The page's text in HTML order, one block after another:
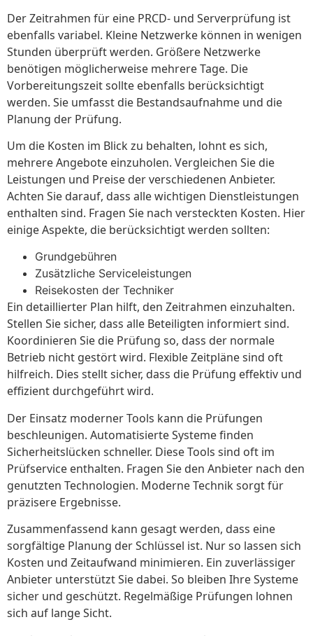
Der Zeitrahmen für eine PRCD- und Serverprüfung ist
ebenfalls variabel. Kleine Netzwerke können in wenigen
Stunden überprüft werden. Größere Netzwerke
benötigen möglicherweise mehrere Tage. Die
Vorbereitungszeit sollte ebenfalls berücksichtigt
werden. Sie umfasst die Bestandsaufnahme und die
Planung der Prüfung.
Um die Kosten im Blick zu behalten, lohnt es sich,
mehrere Angebote einzuholen. Vergleichen Sie die
Leistungen und Preise der verschiedenen Anbieter.
Achten Sie darauf, dass alle wichtigen Dienstleistungen
enthalten sind. Fragen Sie nach versteckten Kosten. Hier
einige Aspekte, die berücksichtigt werden sollten:
Grundgebühren
Zusätzliche Serviceleistungen
Reisekosten der Techniker
Ein detaillierter Plan hilft, den Zeitrahmen einzuhalten.
Stellen Sie sicher, dass alle Beteiligten informiert sind.
Koordinieren Sie die Prüfung so, dass der normale
Betrieb nicht gestört wird. Flexible Zeitpläne sind oft
hilfreich. Dies stellt sicher, dass die Prüfung effektiv und
effizient durchgeführt wird.
Der Einsatz moderner Tools kann die Prüfungen
beschleunigen. Automatisierte Systeme finden
Sicherheitslücken schneller. Diese Tools sind oft im
Prüfservice enthalten. Fragen Sie den Anbieter nach den
genutzten Technologien. Moderne Technik sorgt für
präzisere Ergebnisse.
Zusammenfassend kann gesagt werden, dass eine
sorgfältige Planung der Schlüssel ist. Nur so lassen sich
Kosten und Zeitaufwand minimieren. Ein zuverlässiger
Anbieter unterstützt Sie dabei. So bleiben Ihre Systeme
sicher und geschützt. Regelmäßige Prüfungen lohnen
sich auf lange Sicht.